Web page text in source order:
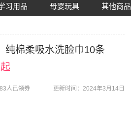
习用品 母婴玩具 其他商品
纯棉柔吸水洗脸巾10条
人已领券 更新时间：2024年3月14日